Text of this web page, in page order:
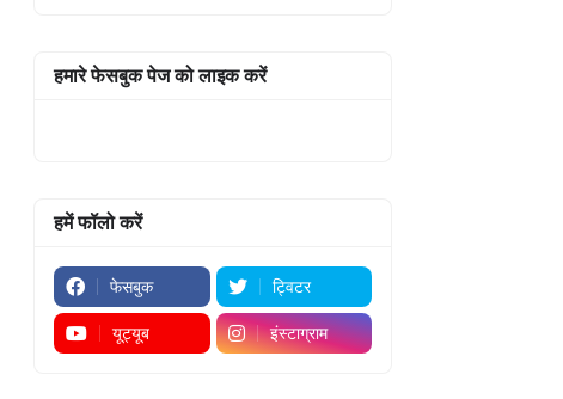
हमारे फेसबुक पेज को लाइक करें
हमें फॉलो करें
फेसबुक ट्विटर
यूट्यूब इंस्टाग्राम